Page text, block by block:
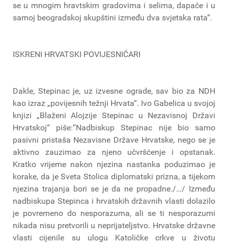
se u mnogim hravtskim gradovima i selima, dapače i u
samoj beogradskoj skupštini između dva svjetska rata“.
ISKRENI HRVATSKI POVIJESNIČARI
Dakle, Stepinac je, uz izvesne ograde, sav bio za NDH
kao izraz „povijesnih težnji Hrvata“. Ivo Gabelica u svojoj
knjizi „Blaženi Alojzije Stepinac u Nezavisnoj Državi
Hrvatskoj“ piše:“Nadbiskup Stepinac nije bio samo
pasivni pristaša Nezavisne Države Hrvatske, nego se je
aktivno zauzimao za njeno učvršćenje i opstanak.
Kratko vrijeme nakon njezina nastanka poduzimao je
korake, da je Sveta Stolica diplomatski prizna, a tijekom
njezina trajanja bori se je da ne propadne./…/ Između
nadbiskupa Stepinca i hrvatskih državnih vlasti dolazilo
je povremeno do nesporazuma, ali se ti nesporazumi
nikada nisu pretvorili u neprijateljstvo. Hrvatske državne
vlasti cijenile su ulogu Katoličke crkve u životu